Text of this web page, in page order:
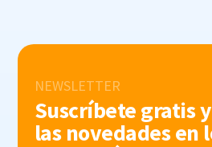
NEWSLETTER
Suscríbete gratis
las novedades en